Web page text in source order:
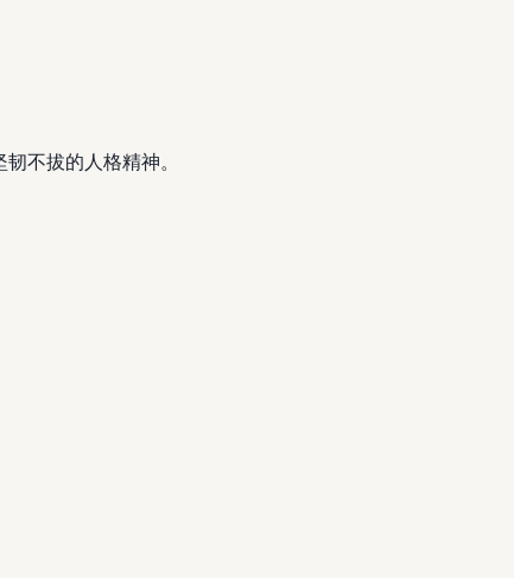
不拔的人格精神。